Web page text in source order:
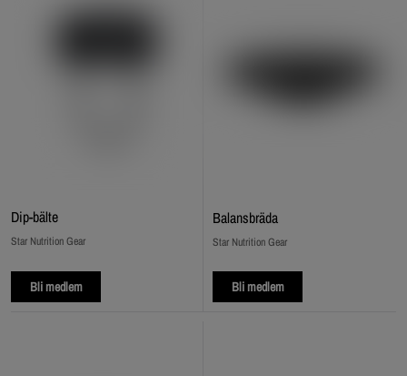
Dip‑bälte
Star Nutrition Gear
Bli medlem
Balansbräda
Star Nutrition Gear
Bli medlem